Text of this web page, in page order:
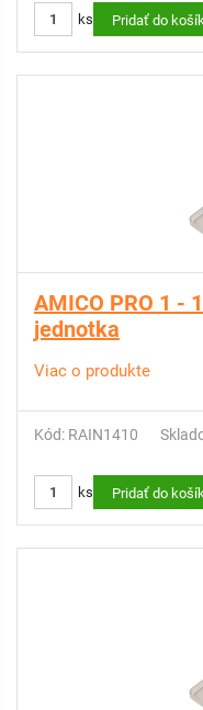
ks Pridať do
AMICO PRO 1 -
jednotka
Viac o produkte
Kód: RAIN1410
ks Pridať do